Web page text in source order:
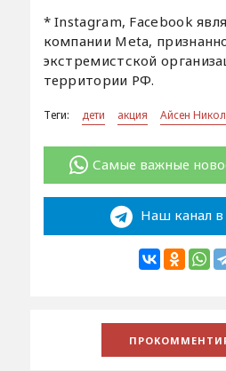
* Instagram, Facebook
компании Meta,
экстремистской
территории РФ.
Теги: дети акция Айсен
Самые важные
Наш канал